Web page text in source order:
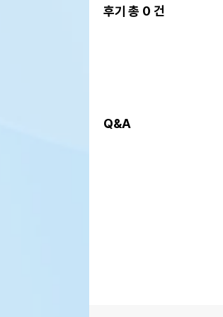
후기 총 0 건
Q&A